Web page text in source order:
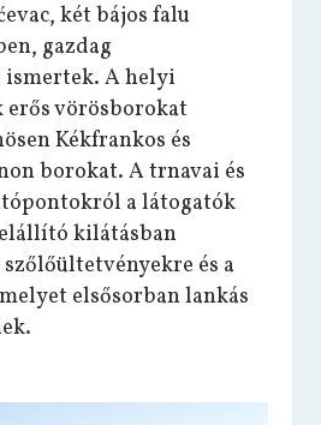
két bájos falu
gazdag
A helyi
vörösborokat
Kékfrankos és
borokat. A trnavai és
a látogatók
kilátásban
és a
elsősorban lankás